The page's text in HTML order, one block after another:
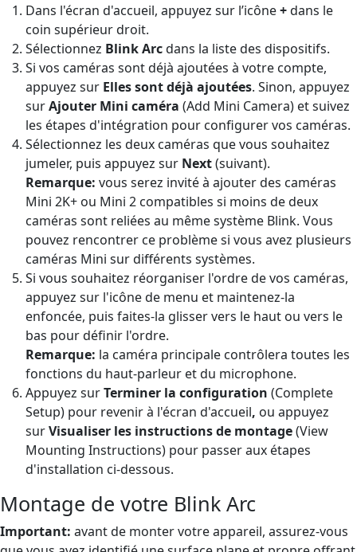
Dans l'écran d'accueil, appuyez sur l’icône+dans le
coin supérieur droit.
Sélectionnez Blink Arcdans la liste des dispositifs.
Si vos caméras sont déjà ajoutées à votre compte,
appuyez sur Elles sont déjà ajoutées. Sinon, appuyez
surAjouter Mini caméra (Add Mini Camera) et suivez
les étapes d'intégration pour configurer vos caméras.
Sélectionnez les deux caméras que vous souhaitez
jumeler, puis appuyez sur Next(suivant).
Remarque: vous serez invité à ajouter des caméras
Mini 2K+ ou Mini 2 compatibles si moins de deux
caméras sont reliées au même système Blink. Vous
pouvez rencontrer ce problème si vous avez plusieurs
caméras Mini sur différents systèmes.
Si vous souhaitez réorganiser l'ordre de vos caméras,
appuyez sur l'icône de menu et maintenez-la
enfoncée, puis faites-la glisser vers le haut ou vers le
bas pour définir l'ordre.
Remarque: la caméra principale contrôlera toutes les
fonctions du haut-parleur et du microphone.
Appuyez surTerminer la configuration (Complete
Setup) pour revenir à l'écran d'accueil, ou appuyez
surVisualiser les instructions de montage(View
Mounting Instructions) pour passer aux étapes
d'installation ci-dessous.
Montage de votre Blink Arc
Important: avant de monter votre appareil, assurez-vous